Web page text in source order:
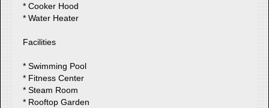
* Cooker Hood
* Water Heater
Facilities
* Swimming Pool
* Fitness Center
* Steam Room
* Rooftop Garden